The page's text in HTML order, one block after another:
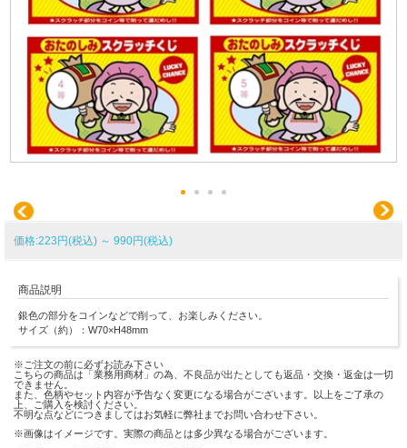
価格:223円(税込) ～ 990円(税込)
商品説明
銀色の部分をコインなどで削って、お楽しみください。
サイズ（約）：W70×H48mm
※ご注文の前に必ずお読み下さい
こちらの商品は「業務用商材」の為、不良品が出たとしても返品・交換・返金は一切
できません。
また、色柄やセット内容が予告なく変更になる場合がございます。以上をご了承の
上、ご購入を検討ください。
不明な点などにつきましてはお気軽に弊社までお問い合わせ下さい。
※画像はイメージです。実際の商品とは多少異なる場合がございます。